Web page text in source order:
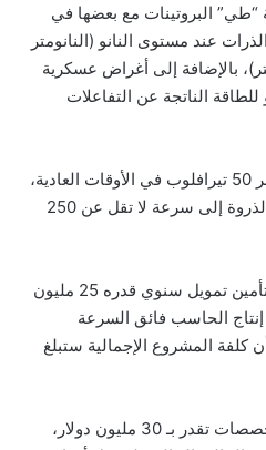
البروتينات مع بعضها في
عند مستوى النانو (النانومتر
بالإضافة إلى أغراض عسكرية
الناتجة عن التفاعلات
المنتظر 50 تيرافلوب في الأوقات العادية،
بينما سيتمكن من الوصول عند الذروة إلى سرعة لا تقل عن 250
وستسعى معامل أوك ريدج إلى تأمين تمويل سنوي قدره 25 مليون
الحاسب فائق السرعة
عام 2007، أي أن كلفة المشروع الإجمالية ستبلغ
يأتي ذلك المشروع كجزء من مخصصات تقدر بـ 30 مليون دولار،